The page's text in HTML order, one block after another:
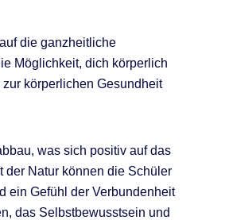
die ganzheitliche
Möglichkeit, dich körperlich
körperlichen Gesundheit
was sich positiv auf das
der Natur können die Schüler
ein Gefühl der Verbundenheit
das Selbstbewusstsein und